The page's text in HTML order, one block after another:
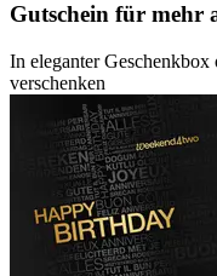
Gutschein für mehr
In eleganter
verschenken